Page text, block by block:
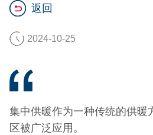
返回
2024-10-25
集中供暖作为一种传统的供暖
区被广泛应用。